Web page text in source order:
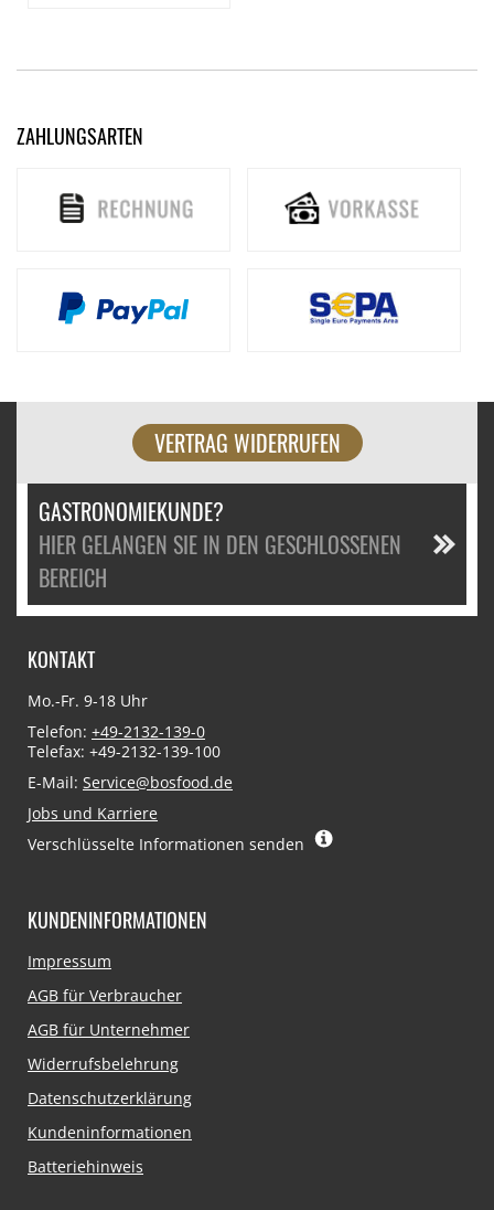
ZAHLUNGSARTEN
VERTRAG WIDERRUFEN
GASTRONOMIEKUNDE?
HIER GELANGEN SIE IN DEN GESCHLOSSENEN
BEREICH
KONTAKT
Mo.-Fr. 9-18 Uhr
Telefon: +49-2132-139-0
Telefax: +49-2132-139-100
E-Mail: Service@bosfood.de
Jobs und Karriere
Verschlüsselte Informationen senden
KUNDENINFORMATIONEN
Navigation
Impressum
AGB für Verbraucher
AGB für Unternehmer
Widerrufsbelehrung
Datenschutzerklärung
Kundeninformationen
Batteriehinweis